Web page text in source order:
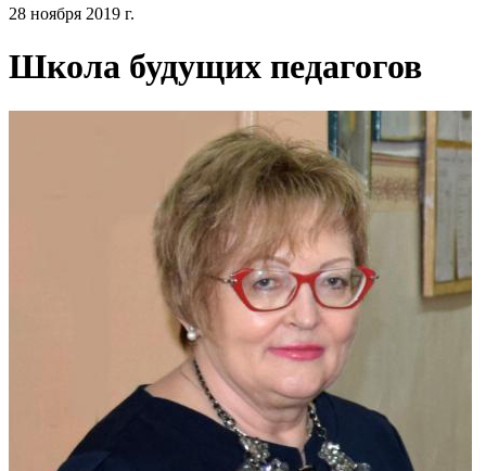
28 ноября 2019 г.
Школа будущих педагогов